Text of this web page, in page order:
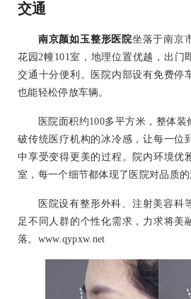
交通
南京颜如玉整形医院坐落于南京
花园2幢101室，地理位置优越，出门
交通十分便利。医院内部设有免费停
也能轻松停放车辆。
医院面积约100多平方米，整体
破传统医疗机构的冰冷感，让每一位
中享受变得更美的过程。院内环境优
室，每一个细节都体现了医院对品质的
医院设有整形外科、注射美容科
足不同人群的个性化需求，力求将美
落。www.qypxw.net